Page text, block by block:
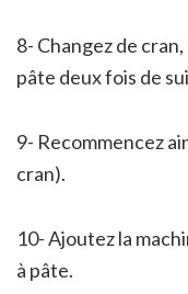
8- Changez de
pâte deux fois de
9- Recommencez
cran).
10- Ajoutez la
à pâte.